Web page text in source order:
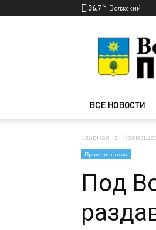
36.7 C Волжский
ВСЕ НОВОСТИ
Главная
Происшествия
Под